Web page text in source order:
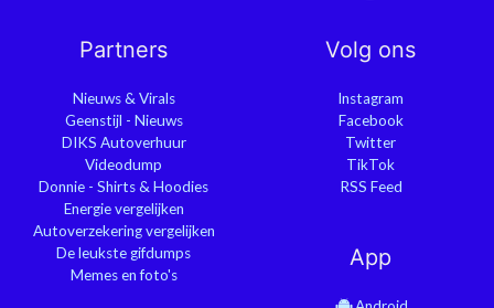
Partners
Nieuws & Virals
Geenstijl - Nieuws
DIKS Autoverhuur
Videodump
Donnie - Shirts & Hoodies
Energie vergelijken
Autoverzekering vergelijken
De leukste gifdumps
Memes en foto's
Volg ons
Instagram
Facebook
Twitter
TikTok
RSS Feed
App